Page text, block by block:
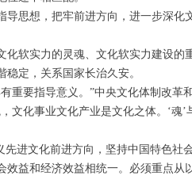
思想，把牢前进方向，进一步深化
软实力的灵魂、文化软实力建设的
定，关系国家长治久安。
要指导意义。”中央文化体制改革
化事业文化产业是文化之体。‘魂’
进文化前进方向，坚持中国特色社
益和经济效益相统一。必须重点从